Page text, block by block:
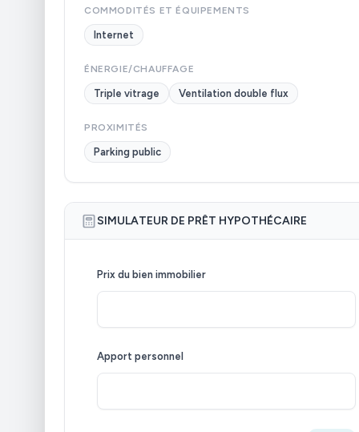
COMMODITÉS ET ÉQUIPEMENTS
Internet
ÉNERGIE/CHAUFFAGE
Triple vitrage Ventilation double flux
PROXIMITÉS
Parking public
SIMULATEUR DE PRÊT HYPOTHÉCAIRE
Prix du bien immobilier
Apport personnel